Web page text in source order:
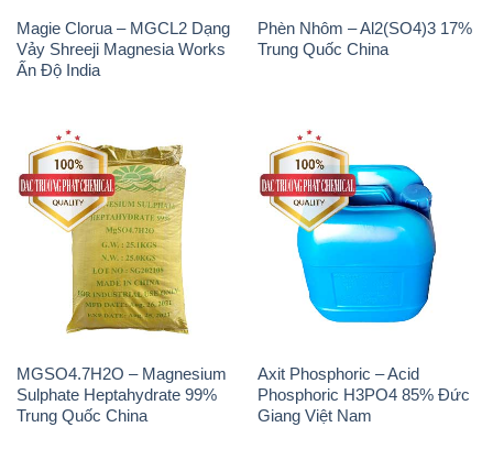
MGSO4.7H2O – Magnesium
Sulphate Heptahydrate 99%
Trung Quốc China
Axit Phosphoric – Acid
Phosphoric H3PO4 85% Đức
Giang Việt Nam